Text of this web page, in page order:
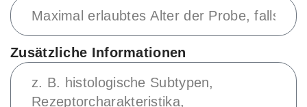
Zusätzliche Informationen